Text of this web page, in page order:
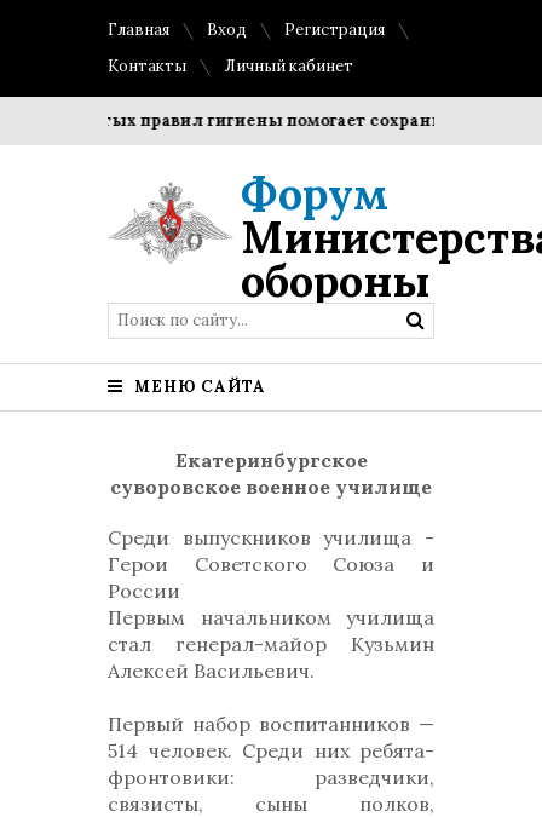
Главная Вход
Регистрация
Контакты
Личный кабинет
простых правил гигиены помогает сохранить
Форум
обороны
МЕНЮ САЙТА
Екатеринбургское
суворовское военное училище
Среди выпускников училища -
Герои Советского Союза и
России
Первым начальником училища
стал генерал-майор Кузьмин
Алексей Васильевич.
Первый набор воспитанников —
514 человек. Среди них ребята-
фронтовики: разведчики,
связисты, сыны полков,